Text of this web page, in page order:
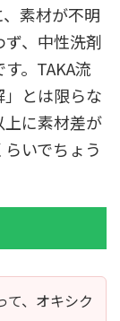
素材が不明
、中性洗剤
。TAKA流
とは限らな
に素材差が
いでちょう
て、オキシク